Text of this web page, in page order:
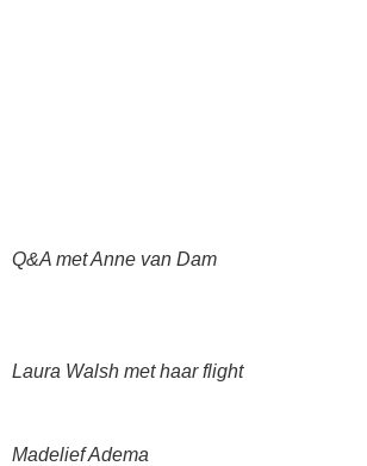
Q&A met Anne van Dam
Laura Walsh met haar flight
Madelief Adema